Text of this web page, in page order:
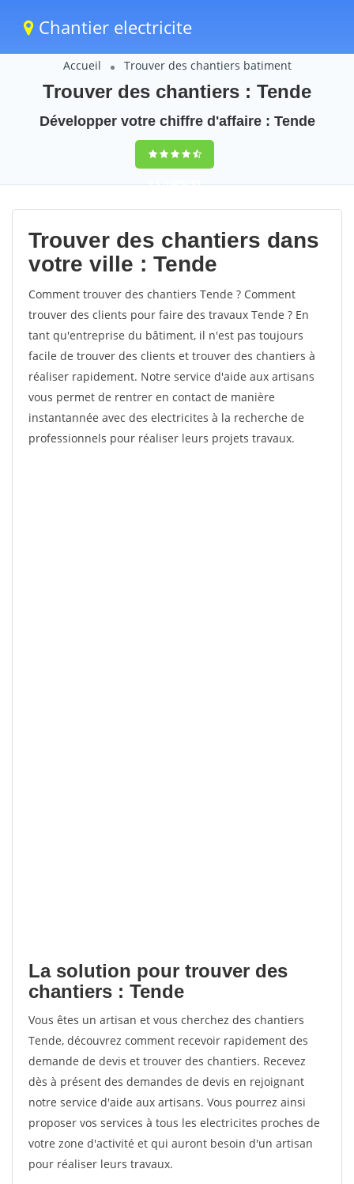
Chantier electricite
Accueil Trouver des chantiers batiment
Trouver des chantiers : Tende
Développer votre chiffre d'affaire : Tende
9,5(100%)59
votes
Trouver des chantiers dans
votre ville : Tende
Comment trouver des chantiers Tende ? Comment
trouver des clients pour faire des travaux Tende ? En
tant qu'entreprise du bâtiment, il n'est pas toujours
facile de trouver des clients et trouver des chantiers à
réaliser rapidement. Notre service d'aide aux artisans
vous permet de rentrer en contact de manière
instantannée avec des electricites à la recherche de
professionnels pour réaliser leurs projets travaux.
La solution pour trouver des
chantiers : Tende
Vous êtes un artisan et vous cherchez des chantiers
Tende, découvrez comment recevoir rapidement des
demande de devis et trouver des chantiers. Recevez
dès à présent des demandes de devis en rejoignant
notre service d'aide aux artisans. Vous pourrez ainsi
proposer vos services à tous les electricites proches de
votre zone d'activité et qui auront besoin d'un artisan
pour réaliser leurs travaux.